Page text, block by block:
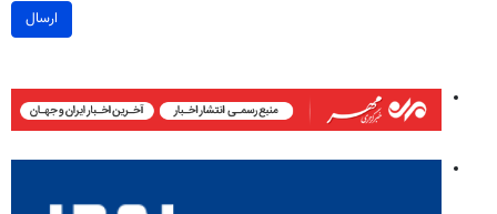
ارسال